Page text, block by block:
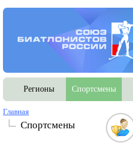
Регионы Спортсмены
Главная
Спортсмены